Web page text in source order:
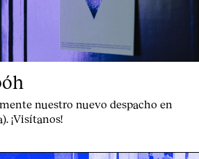
nuestro nuevo despacho en
¡Visítanos!